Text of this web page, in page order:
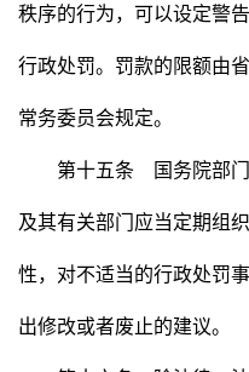
秩序的行为，可以设定警
行政处罚。罚款的限额由
常务委员会规定。
第十五条 国务院部门
及其有关部门应当定期组
性，对不适当的行政处罚
出修改或者废止的建议。